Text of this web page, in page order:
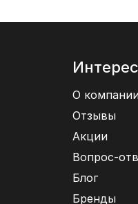
О
Отзывы
Акции
Вопрос-
Блог
Бренды